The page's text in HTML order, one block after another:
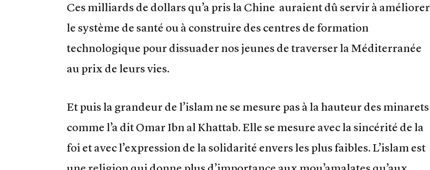
Ces milliards de dollars qu’a pris la Chine auraient dû servir à améliorer
le système de santé ou à construire des centres de formation
technologique pour dissuader nos jeunes de traverser la Méditerranée
au prix de leurs vies.
Et puis la grandeur de l’islam ne se mesure pas à la hauteur des minarets
comme l’a dit Omar Ibn al Khattab. Elle se mesure avec la sincérité de la
foi et avec l’expression de la solidarité envers les plus faibles. L’islam est